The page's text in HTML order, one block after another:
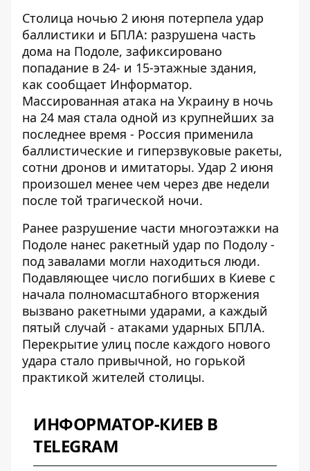
Столица ночью 2 июня потерпела удар
баллистики и БПЛА: разрушена часть
дома на Подоле, зафиксировано
попадание в 24- и 15-этажные здания,
как сообщает Информатор.
Массированная атака на Украину в ночь
на 24 мая стала одной из крупнейших за
последнее время - Россия применила
баллистические и гиперзвуковые ракеты,
сотни дронов и имитаторы. Удар 2 июня
произошел менее чем через две недели
после той трагической ночи.
Ранее разрушение части многоэтажки на
Подоле нанес ракетный удар по Подолу -
под завалами могли находиться люди.
Подавляющее число погибших в Киеве с
начала полномасштабного вторжения
вызвано ракетными ударами, а каждый
пятый случай - атаками ударных БПЛА.
Перекрытие улиц после каждого нового
удара стало привычной, но горькой
практикой жителей столицы.
ИНФОРМАТОР-КИЕВ В
TELEGRAM